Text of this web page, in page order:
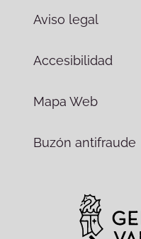
Aviso legal
Accesibilidad
Mapa Web
Buzón antifraude